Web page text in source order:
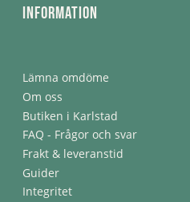
Information
Lämna omdöme
Om oss
Butiken i Karlstad
FAQ - Frågor och svar
Frakt & leveranstid
Guider
Integritet